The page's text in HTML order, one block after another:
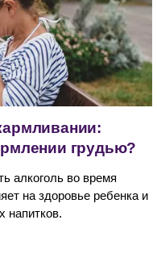
грудью?
алкоголь во время
на здоровье ребенка и
напитков.